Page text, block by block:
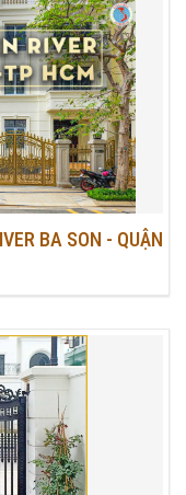
BA SON - QUẬN